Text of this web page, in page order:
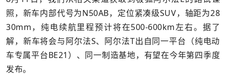
照，新车内部代号为N50AB，定位紧凑级SUV，轴距为28
30mm，纯电续航里程预计将在500-600km左右。据了
解，新车将会与阿尔法S、阿尔法T出自同一平台（纯电动
车专属平台BE21）、同一制造基地，有望在今年第四季度
发布。